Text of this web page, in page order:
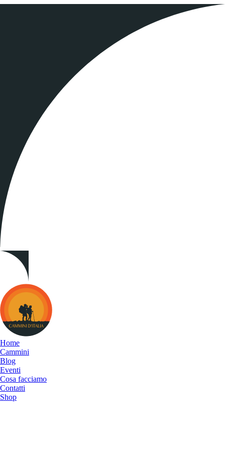
Cammini
d&#039;Italia
Home
Cammini
Blog
Eventi
Cosa facciamo
Contatti
Shop